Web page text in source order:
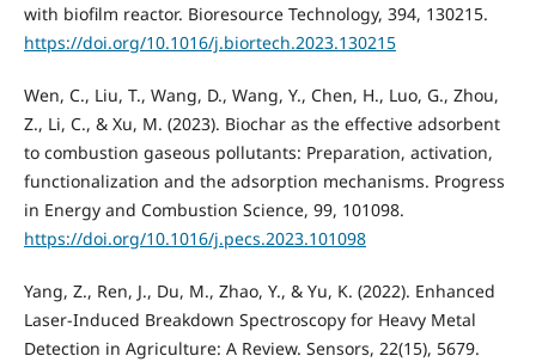
with biofilm reactor. Bioresource Technology, 394, 130215.
https://doi.org/10.1016/j.biortech.2023.130215
Wen, C., Liu, T., Wang, D., Wang, Y., Chen, H., Luo, G., Zhou,
Z., Li, C., & Xu, M. (2023). Biochar as the effective adsorbent
to combustion gaseous pollutants: Preparation, activation,
functionalization and the adsorption mechanisms. Progress
in Energy and Combustion Science, 99, 101098.
https://doi.org/10.1016/j.pecs.2023.101098
Yang, Z., Ren, J., Du, M., Zhao, Y., & Yu, K. (2022). Enhanced
Laser-Induced Breakdown Spectroscopy for Heavy Metal
Detection in Agriculture: A Review. Sensors, 22(15), 5679.